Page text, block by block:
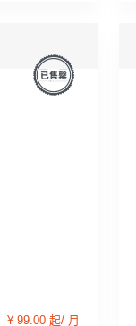
¥ 99.00 起/ 月